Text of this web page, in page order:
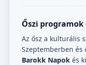
Őszi programok
Az ősz a kulturális
Szeptemberben és
Barokk Napok és